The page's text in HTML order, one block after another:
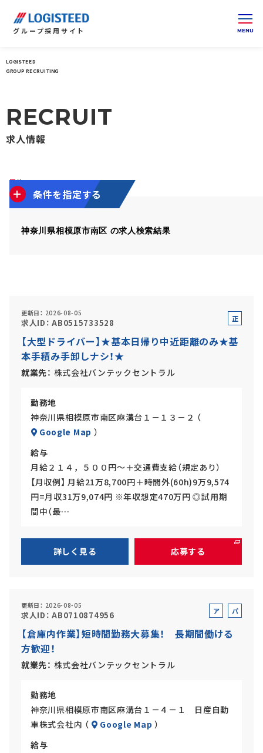
グループ採用サイト
アルバイト・パート採用
SHARE
LOGISTEED
GROUP RECRUITING
RECRUIT
求人情報
7件
条件を指定する
神奈川県相模原市南区 の求人検索結果
更新日 2026-08-05
求人ID AB0515733528
正
員
【大型ドライバー】★基本日帰り中近距離のみ★基
本手積み手卸しナシ！★
就業先 株式会社バンテックセントラル
勤務地
神奈川県相模原市南区麻溝台１－１３－２ （
Google Map ）
給与
月給２１４，５００円～＋交通費支給（規定あり）
【月収例】 月給21万8,700円＋時間外(60h)9万9,574
円=月収31万9,074円 ※年収想定470万円 ◎試用期
間中（最…
詳しく見る 応募する
更新日 2026-08-05
求人ID AB0710874956
ア
バ
パ
ト
【倉庫内作業】短時間勤務大募集！ 長期間働ける
方歓迎！
就業先 株式会社バンテックセントラル
勤務地
神奈川県相模原市南区麻溝台１－４－１ 日産自動
車株式会社内 （
Google Map ）
給与